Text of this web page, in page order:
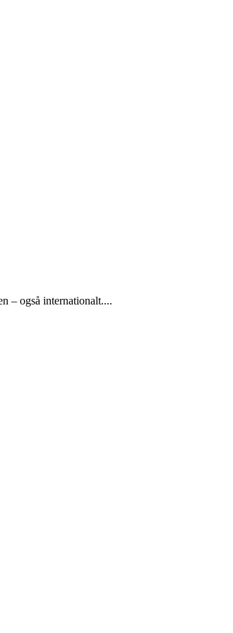
– også internationalt....